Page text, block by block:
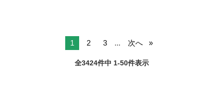
1 2 3 ... 次へ
全3424件中 1-50件表示